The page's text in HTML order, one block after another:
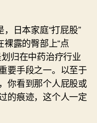
日本家庭“打屁股”
露的臀部上“点
归在中药治疗行业
要手段之一。以至于
你看到那个人屁股或
的痕迹，这个人一定